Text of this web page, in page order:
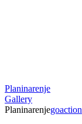
Planinarenje
Gallery
Planinarenjegoaction